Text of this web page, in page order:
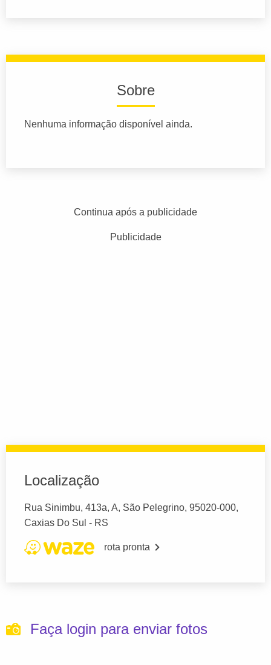
Sobre
Nenhuma informação disponível ainda.
Continua após a publicidade
Publicidade
Localização
Rua Sinimbu, 413a, A, São Pelegrino, 95020-000,
Caxias Do Sul - RS
rota pronta
Faça login para enviar fotos